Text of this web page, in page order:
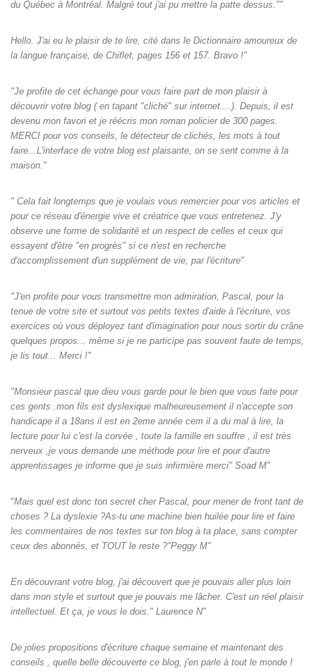
du Québec à Montréal. Malgré tout j'ai pu mettre la patte dessus.""
Hello. J'ai eu le plaisir de te lire, cité dans le Dictionnaire amoureux de
la langue française, de Chiflet, pages 156 et 157. Bravo !"
"Je profite de cet échange pour vous faire part de mon plaisir à
découvrir votre blog ( en tapant "cliché" sur internet....). Depuis, il est
devenu mon favori et je réécris mon roman policier de 300 pages.
MERCI pour vos conseils, le détecteur de clichés, les mots à tout
faire...L'interface de votre blog est plaisante, on se sent comme à la
maison."
" Cela fait longtemps que je voulais vous remercier pour vos articles et
pour ce réseau d'énergie vive et créatrice que vous entretenez. J'y
observe une forme de solidarité et un respect de celles et ceux qui
essayent d'être "en progrès" si ce n'est en recherche
d'accomplissement d'un supplément de vie, par l'écriture"
"J'en profite pour vous transmettre mon admiration, Pascal, pour la
tenue de votre site et surtout vos petits textes d'aide à l'écriture, vos
exercices où vous déployez tant d'imagination pour nous sortir du crâne
quelques propos... même si je ne participe pas souvent faute de temps,
je lis tout... Merci !"
"Monsieur pascal que dieu vous garde pour le bien que vous faite pour
ces gents .mon fils est dyslexique malheureusement il n'accepte son
handicape il a 18ans il est en 2eme année cem il a du mal à lire, la
lecture pour lui c'est la corvée , toute la famille en souffre , il est très
nerveux ,je vous demande une méthode pour lire et pour d'autre
apprentissages je informe que je suis infirmière merci" Soad M"
"Mais quel est donc ton secret cher Pascal, pour mener de front tant de
choses ? La dyslexie ?As-tu une machine bien huilée pour lire et faire
les commentaires de nos textes sur ton blog à ta place, sans compter
ceux des abonnés, et TOUT le reste ?"Peggy M"
En découvrant votre blog, j'ai découvert que je pouvais aller plus loin
dans mon style et surtout que je pouvais me lâcher. C'est un réel plaisir
intellectuel. Et ça, je vous le dois." Laurence N"
De jolies propositions d'écriture chaque semaine et maintenant des
conseils , quelle belle découverte ce blog, j'en parle à tout le monde !